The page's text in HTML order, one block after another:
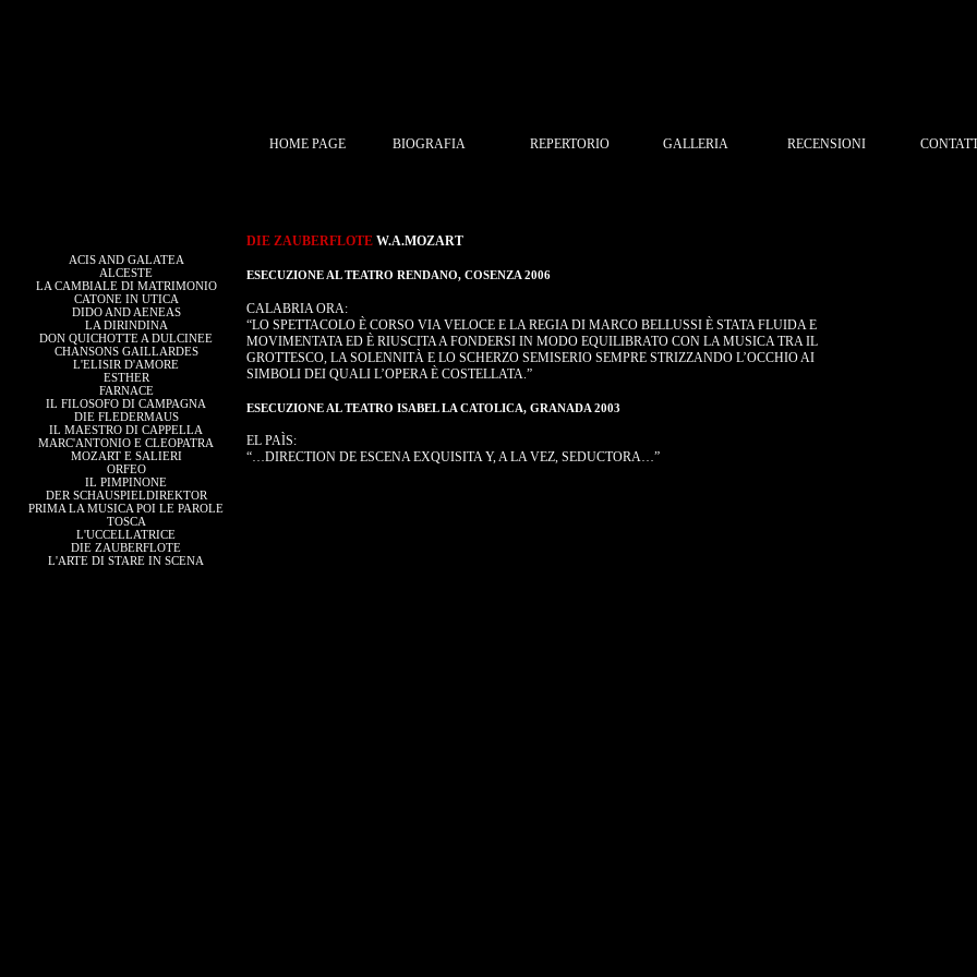
HOME PAGE BIOGRAFIA REPERTORIO GALLERIA RECENSIONI
ACIS AND GALATEA
ALCESTE
LA CAMBIALE DI MATRIMONIO
CATONE IN UTICA
DIDO AND AENEAS
LA DIRINDINA
DON QUICHOTTE A DULCINEE
CHANSONS GAILLARDES
L'ELISIR D'AMORE
ESTHER
FARNACE
IL FILOSOFO DI CAMPAGNA
DIE FLEDERMAUS
IL MAESTRO DI CAPPELLA
MARC'ANTONIO E CLEOPATRA
MOZART E SALIERI
ORFEO
IL PIMPINONE
DER SCHAUSPIELDIREKTOR
PRIMA LA MUSICA POI LE PAROLE
TOSCA
L'UCCELLATRICE
DIE ZAUBERFLOTE
L'ARTE DI STARE IN SCENA
DIE ZAUBERFLOTE W.A.MOZART
ESECUZIONE AL TEATRO RENDANO, COSENZA 2006
CALABRIA ORA:
“LO SPETTACOLO È CORSO VIA VELOCE E LA REGIA DI MARCO BELLUSSI È STATA FLUIDA E
MOVIMENTATA ED È RIUSCITA A FONDERSI IN MODO EQUILIBRATO CON LA MUSICA TRA IL
GROTTESCO, LA SOLENNITÀ E LO SCHERZO SEMISERIO SEMPRE STRIZZANDO L’OCCHIO AI
SIMBOLI DEI QUALI L’OPERA È COSTELLATA.”
ESECUZIONE AL TEATRO ISABEL LA CATOLICA, GRANADA 2003
EL PAÌS:
“…DIRECTION DE ESCENA EXQUISITA Y, A LA VEZ, SEDUCTORA…”